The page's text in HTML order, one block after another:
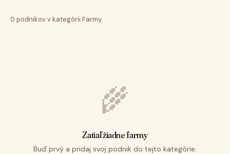
0 podnikov v kategórii Farmy
🌾
Zatiaľ žiadne farmy
Buď prvý a pridaj svoj podnik do tejto kategórie.